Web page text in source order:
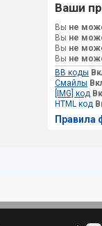
Ваши
Вы не
Вы не
Вы не
Вы не
BB коды
Смайлы
[IMG] код
HTML код
Правила